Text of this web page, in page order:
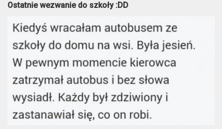
Ostatnie wezwanie do szkoły :DD